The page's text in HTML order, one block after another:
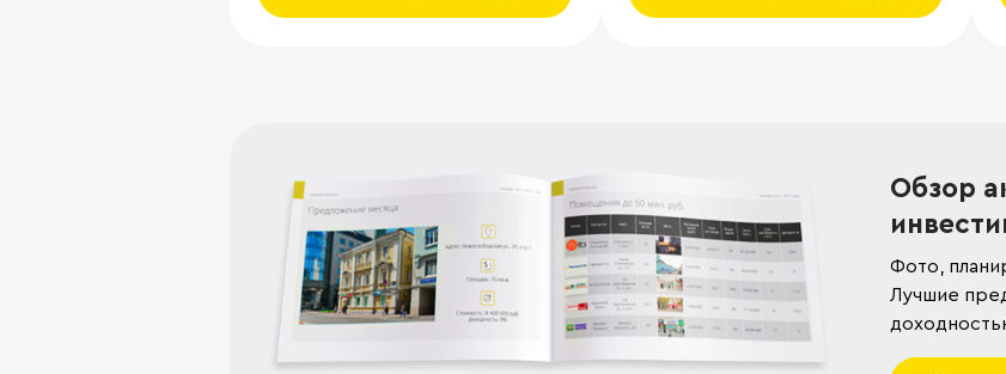
Обзор
Фото,
Лучшие